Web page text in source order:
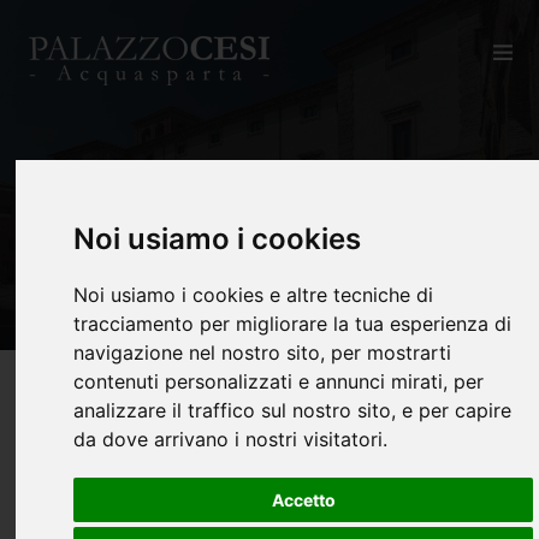
Noi usiamo i cookies
Noi usiamo i cookies e altre tecniche di
tracciamento per migliorare la tua esperienza di
navigazione nel nostro sito, per mostrarti
contenuti personalizzati e annunci mirati, per
analizzare il traffico sul nostro sito, e per capire
da dove arrivano i nostri visitatori.
Accetto
Home Privacy
La presente informativa è resa ai sensi dell'art. 13
Regolamento UE n. 2016/679 ("GDPR").